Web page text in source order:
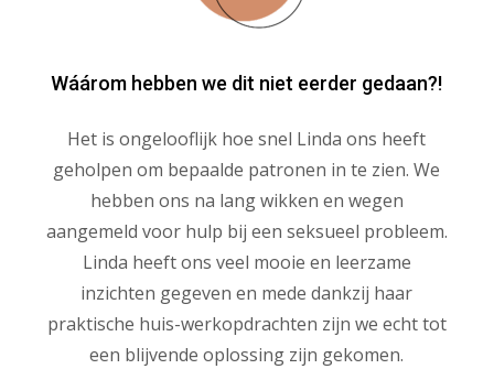
Wáárom hebben we dit niet eerder gedaan?!
Het is ongelooflijk hoe snel Linda ons heeft
geholpen om bepaalde patronen in te zien. We
hebben ons na lang wikken en wegen
aangemeld voor hulp bij een seksueel probleem.
Linda heeft ons veel mooie en leerzame
inzichten gegeven en mede dankzij haar
praktische huis-werkopdrachten zijn we echt tot
een blijvende oplossing zijn gekomen.